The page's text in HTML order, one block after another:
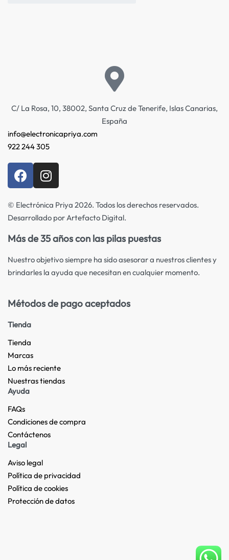
C/ La Rosa, 10, 38002, Santa Cruz de Tenerife, Islas Canarias,
España
info@electronicapriya.com
922 244 305
© Electrónica Priya 2026. Todos los derechos reservados.
Desarrollado por Artefacto Digital.
Más de 35 años con las pilas puestas
Nuestro objetivo siempre ha sido asesorar a nuestros clientes y
brindarles la ayuda que necesitan en cualquier momento.
Métodos de pago aceptados
Tienda
Tienda
Marcas
Lo más reciente​
Nuestras tiendas​
Ayuda
FAQs
Condiciones de compra
Contáctenos
Legal
Aviso legal
Política de privacidad
Política de cookies
Protección de datos